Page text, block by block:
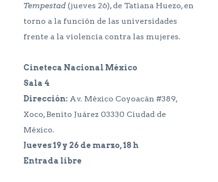
Tempestad (jueves 26), de Tatiana Huezo, en
torno a la función de las universidades
frente a la violencia contra las mujeres.
Cineteca Nacional México
Sala 4
Dirección: Av. México Coyoacán #389,
Xoco, Benito Juárez 03330 Ciudad de
México.
Jueves 19 y 26 de marzo, 18 h
Entrada libre